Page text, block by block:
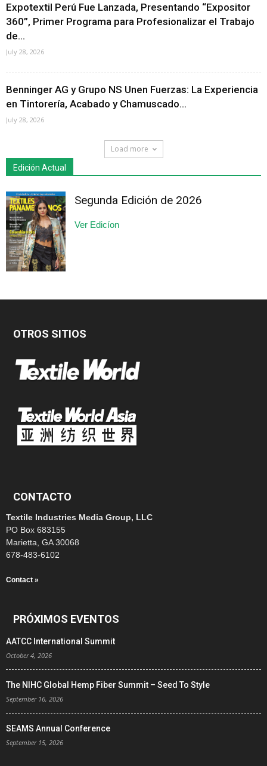
Expotextil Perú Fue Lanzada, Presentando “Expositor
360”, Primer Programa para Profesionalizar el Trabajo
de...
July 28, 2026
Benninger AG y Grupo NS Unen Fuerzas: La Experiencia
en Tintorería, Acabado y Chamuscado...
July 28, 2026
Load more
Edición Actual
Segunda Edición de 2026
Ver Edicíon
OTROS SITIOS
CONTACTO
Textile Industries Media Group, LLC
PO Box 683155
Marietta, GA 30068
678-483-6102
Contact »
PRÓXIMOS EVENTOS
AATCC International Summit
October 4, 2026
The NIHC Global Hemp Fiber Summit – Seed To Style
September 16, 2026
SEAMS Annual Conference
September 15, 2026